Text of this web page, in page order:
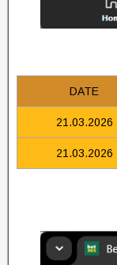
DATE
21.03.2026
21.03.2026